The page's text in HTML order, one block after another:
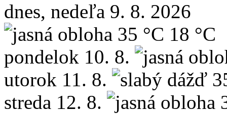
dnes, nedeľa 9. 8. 2026
35 °C 18 °C
pondelok 10. 8.
utorok 11. 8.
streda 12. 8.